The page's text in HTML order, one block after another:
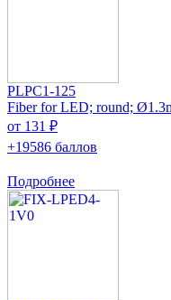
PLPC1-125
Fiber for LED; round;
от 131 ₽
+19586 баллов
Подробнее